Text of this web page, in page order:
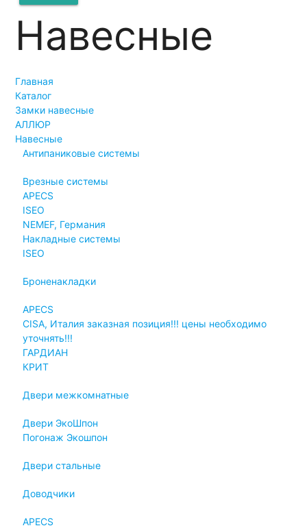
Навесные
Главная
Каталог
Замки навесные
АЛЛЮР
Навесные
Антипаниковые системы
Врезные системы
APECS
ISEO
NEMEF, Германия
Накладные системы
ISEO
Броненакладки
APECS
CISA, Италия заказная позиция!!! цены необходимо
уточнять!!!
ГАРДИАН
КРИТ
Двери межкомнатные
Двери ЭкоШпон
Погонаж Экошпон
Двери стальные
Доводчики
APECS